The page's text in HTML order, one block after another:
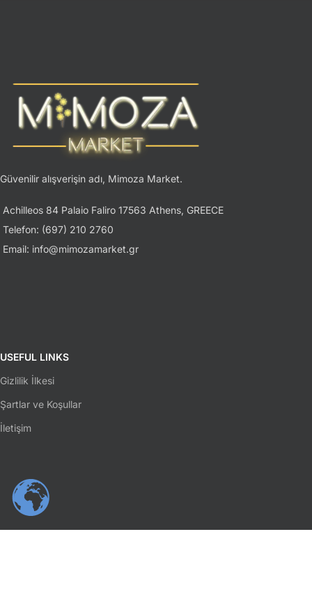
Güvenilir alışverişin adı, Mimoza Market.
Achilleos 84 Palaio Faliro 17563 Athens, GREECE
Telefon: (697) 210 2760
Email: info@mimozamarket.gr
USEFUL LINKS
Gizlilik İlkesi
Şartlar ve Koşullar
İletişim